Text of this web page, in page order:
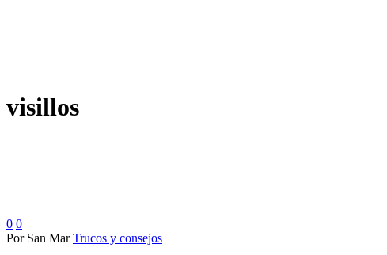
visillos
0 0
Por San Mar Trucos y consejos